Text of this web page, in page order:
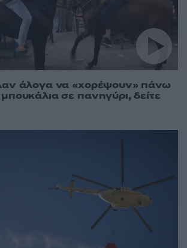
άλογα να «χορέψουν» πάνω
σε πανηγύρι, δείτε